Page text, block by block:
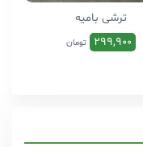
ترشی بامیه
299,900
تومان